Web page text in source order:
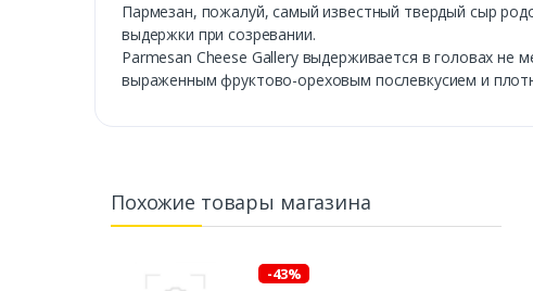
Пармезан, пожалуй, самый известный твердый сыр
выдержки при созревании.
Parmesan Cheese Gallery выдерживается в головах
выраженным фруктово-ореховым послевкусием и
Похожие товары магазина
-43%